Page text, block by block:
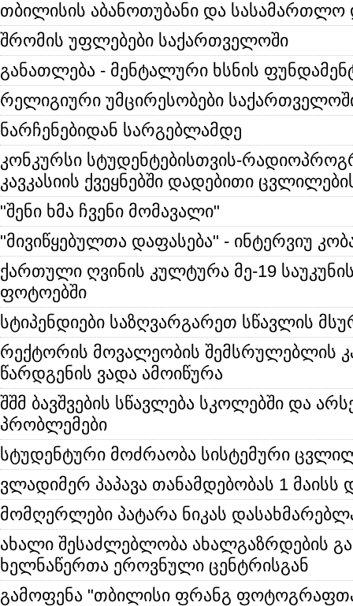
თბილისის აბანოთუბანი და სასამართლო
შრომის უფლებები საქართველოში
განათლება - მენტალური ხსნის
რელიგიური უმცირესობები
ნარჩენებიდან სარგებლამდე
კონკურსი სტუდენტებისთვის-
კავკასიის ქვეყნებში დადებითი
"შენი ხმა ჩვენი მომავალი"
"მივიწყებულთა დაფასება" - ინტერვიუ
ქართული ღვინის კულტურა მე-19
ფოტოებში
სტიპენდიები საზღვარგარეთ სწავლის
რექტორის მოვალეობის შემსრულებლის
წარდგენის ვადა ამოიწურა
შშმ ბავშვების სწავლება სკოლებში და
პრობლემები
სტუდენტური მოძრაობა სისტემური
ვლადიმერ პაპავა თანამდებობას 1 მაისს
მომღერლები პატარა ნიკას
ახალი შესაძლებლობა ახალგაზრდების
ხელნაწერთა ეროვნული ცენტრისგან
გამოფენა "თბილისი ფრანგ ფოტოგრაფთა